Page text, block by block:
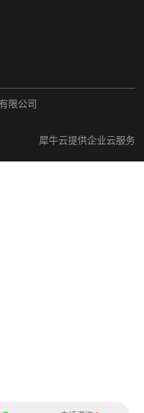
限公司
犀牛云提供企业云服务